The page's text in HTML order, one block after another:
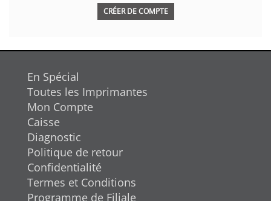
CRÉER DE COMPTE
En Spécial
Toutes les Imprimantes
Mon Compte
Caisse
Diagnostic
Politique de retour
Confidentialité
Termes et Conditions
Programme de Filiale